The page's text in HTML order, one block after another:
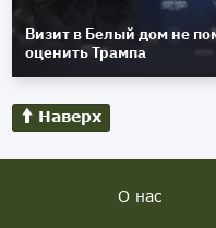
Визит в Белый дом не
оценить Трампа
Наверх
О нас